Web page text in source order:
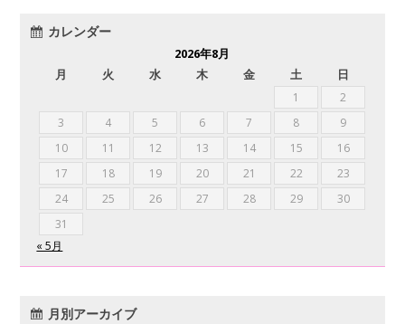
カレンダー
2026年8月
月
火 水 木 金 土 日
1
2
3
4 5 6 7 8
9
10
11 12 13 14 15
16
17
18 19 20 21 22
23
24
25 26 27 28 29
30
31
« 5月
月別アーカイブ